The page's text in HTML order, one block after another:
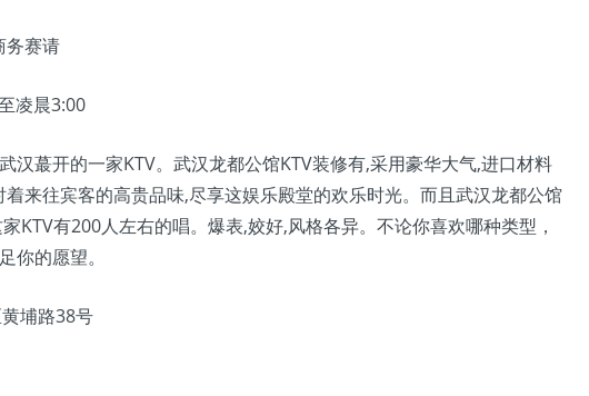
务赛请
凌晨3:00
汉蕞开的一家KTV。武汉龙都公馆KTV装修有,采用豪华大气,进口材料
来往宾客的高贵品味,尽享这娱乐殿堂的欢乐时光。而且武汉龙都公馆
KTV有200人左右的唱。爆表,姣好,风格各异。不论你喜欢哪种类型，
你的愿望。
埔路38号